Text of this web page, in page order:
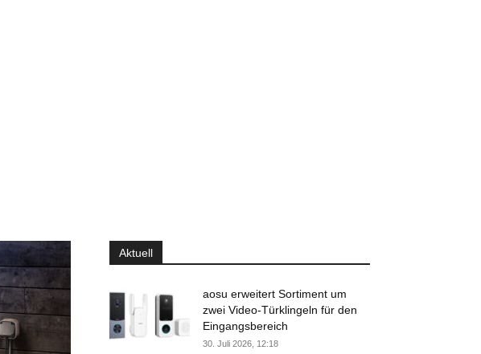
Aktuell
aosu erweitert Sortiment um
zwei Video-Türklingeln für den
Eingangsbereich
30. Juli 2026, 12:18